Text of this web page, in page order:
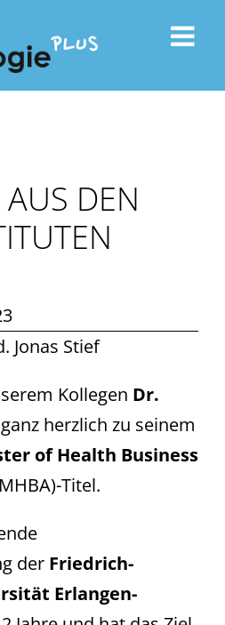
DEN
Jonas Stief
Kollegen Dr.
ganz herzlich zu seinem
of Health Business
Titel.
der Friedrich-
Erlangen-